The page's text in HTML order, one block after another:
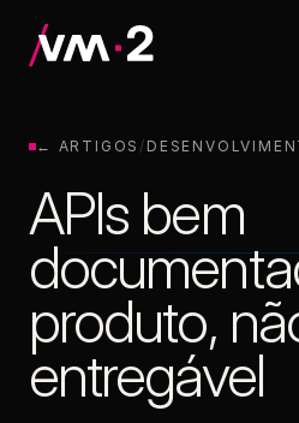
← ARTIGOS /
APIs bem
produto,
entregável